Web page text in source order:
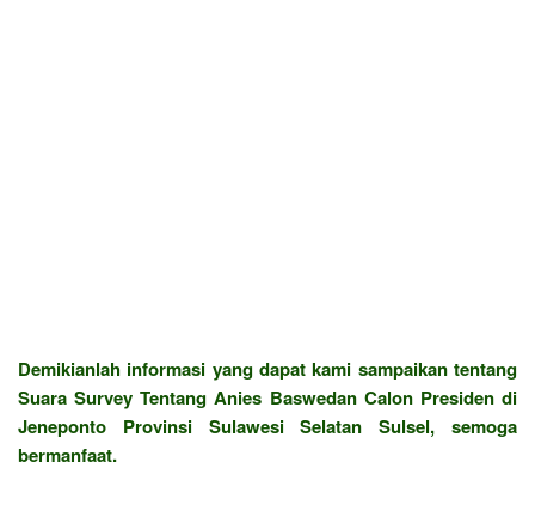
Demikianlah informasi yang dapat kami sampaikan tentang
Suara Survey Tentang Anies Baswedan Calon Presiden di
Jeneponto Provinsi Sulawesi Selatan Sulsel, semoga
bermanfaat.